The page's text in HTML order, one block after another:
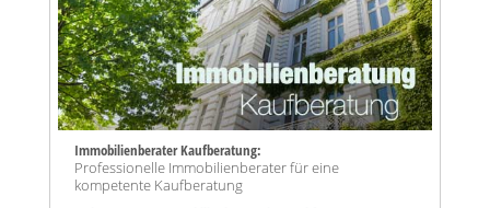
Immobilienberater Kaufberatung:
Professionelle Immobilienberater für eine
kompetente Kaufberatung